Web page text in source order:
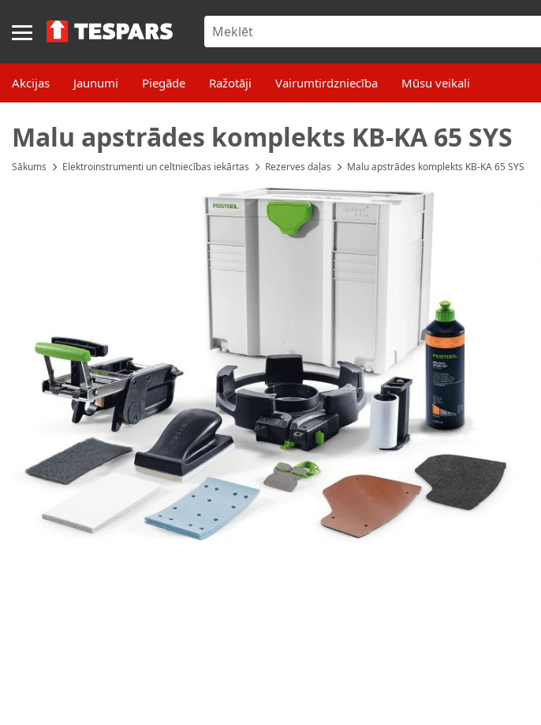
Akcijas Jaunumi Piegāde Ražotāji Vairumtirdzniecība Mūsu veikali
Malu apstrādes komplekts KB-KA 65 SYS
Sākums Elektroinstrumenti un celtniecības iekārtas Rezerves daļas Malu apstrādes komplekts KB-KA 65 SYS